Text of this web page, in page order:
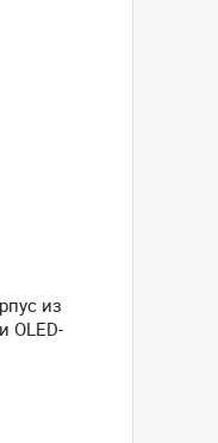
из
OLED-